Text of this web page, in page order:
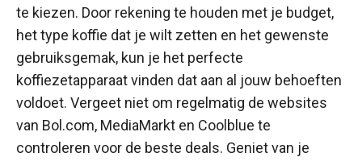
te kiezen. Door rekening te houden met je budget,
het type koffie dat je wilt zetten en het gewenste
gebruiksgemak, kun je het perfecte
koffiezetapparaat vinden dat aan al jouw behoeften
voldoet. Vergeet niet om regelmatig de websites
van Bol.com, MediaMarkt en Coolblue te
controleren voor de beste deals. Geniet van je